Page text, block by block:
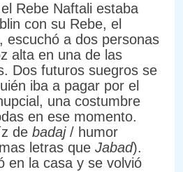
Rebe Naftali estaba
con su Rebe, el
escuchó a dos personas
alta en una de las
Dos futuros suegros se
iba a pagar por el
una costumbre
en ese momento.
de badaj/ humor
letras que Jabad).
en la casa y se volvió